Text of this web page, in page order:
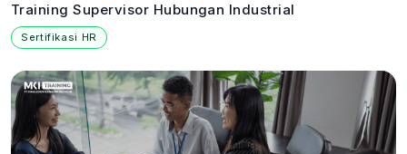
Training Supervisor Hubungan Industrial
Sertifikasi HR